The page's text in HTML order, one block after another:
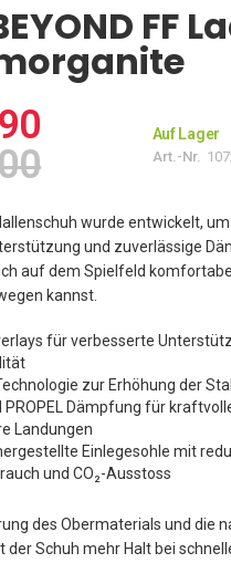
FF
Auf Lager
Art.-Nr.
wurde entwickelt,
und zuverlässige
auf dem Spielfeld
kannst.
für verbesserte
zur Erhöhung der
PROPEL Dämpfung für
Landungen
Einlegesohle mit
und CO₂-Ausstoss
des Obermaterials und die
der Schuh mehr Halt bei